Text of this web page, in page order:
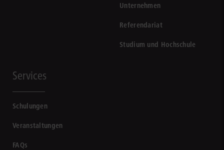
Unternehmen
Referendariat
Studium und Hochschule
Services
Schulungen
Veranstaltungen
FAQs